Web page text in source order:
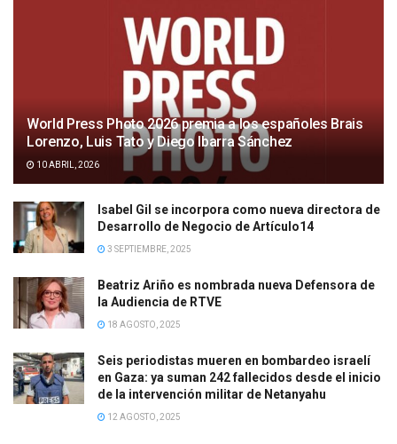
World Press Photo 2026 premia a los españoles Brais
Lorenzo, Luis Tato y Diego Ibarra Sánchez
10 ABRIL, 2026
Isabel Gil se incorpora como nueva directora de
Desarrollo de Negocio de Artículo14
3 SEPTIEMBRE, 2025
Beatriz Ariño es nombrada nueva Defensora de
la Audiencia de RTVE
18 AGOSTO, 2025
Seis periodistas mueren en bombardeo israelí
en Gaza: ya suman 242 fallecidos desde el inicio
de la intervención militar de Netanyahu
12 AGOSTO, 2025